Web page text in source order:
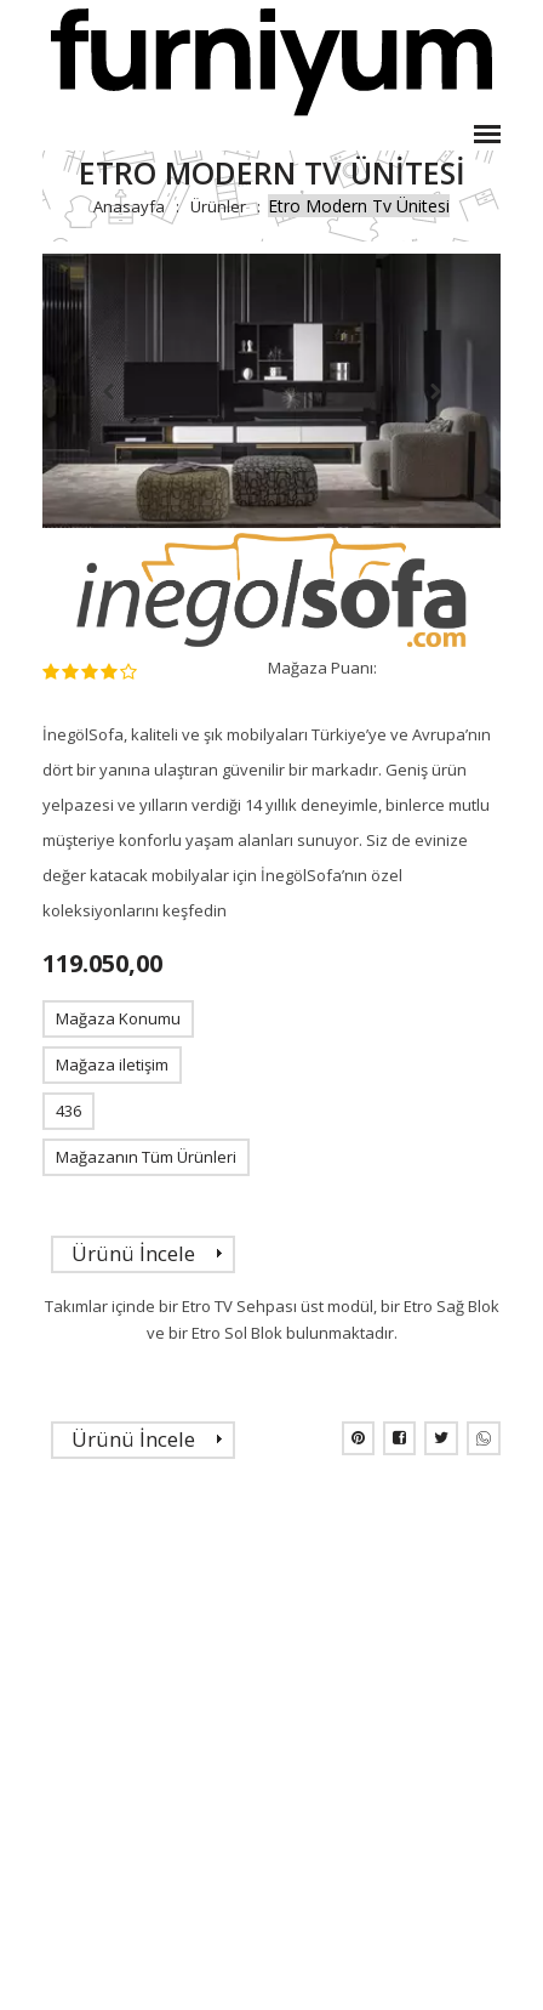
ETRO MODERN TV ÜNITESI
Anasayfa Ürünler Etro Modern Tv Ünitesi
Mağaza Puanı:
İnegölSofa, kaliteli ve şık mobilyaları Türkiye’ye ve Avrupa’nın
dört bir yanına ulaştıran güvenilir bir markadır. Geniş ürün
yelpazesi ve yılların verdiği 14 yıllık deneyimle, binlerce mutlu
müşteriye konforlu yaşam alanları sunuyor. Siz de evinize
değer katacak mobilyalar için İnegölSofa’nın özel
koleksiyonlarını keşfedin
119.050,00
Mağaza Konumu
Mağaza iletişim
436
Mağazanın Tüm Ürünleri
Ürünü İncele
Takımlar içinde bir Etro TV Sehpası üst modül, bir Etro Sağ Blok
ve bir Etro Sol Blok bulunmaktadır.
Ürünü İncele